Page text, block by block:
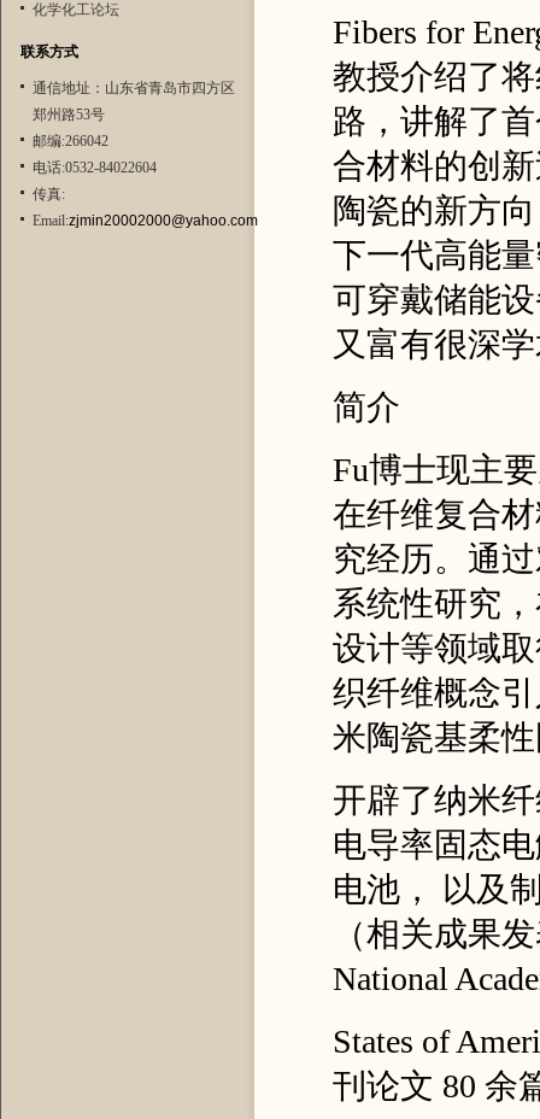
化学化工论坛
联系方式
通信地址：山东省青岛市四方区
郑州路53号
邮编:266042
电话:0532-84022604
传真:
Email:zjmin20002000@yahoo.com
Fibers for
教授介绍了
路，讲解了
合材料的创
陶瓷的新方
下一代高能
可穿戴储能
又富有很深
简介
Fu博士现主
在纤维复合
究经历。通
系统性研究
设计等领域
织纤维概念
米陶瓷基柔
开辟了纳米
电导率固态
电池， 以及
（相关成果
National
States of
刊论文 80 余